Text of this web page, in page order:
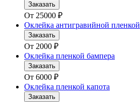
Заказать
От 25000 ₽
Оклейка антигравийной пленкой
Заказать
От 2000 ₽
Оклейка пленкой бампера
Заказать
От 6000 ₽
Оклейка пленкой капота
Заказать